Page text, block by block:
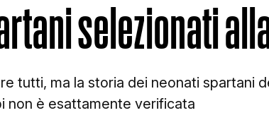
E POLITICA
E TECNOLOGIA
selezionati
tutti, ma la storia dei neonati spartani
non è esattamente verificata